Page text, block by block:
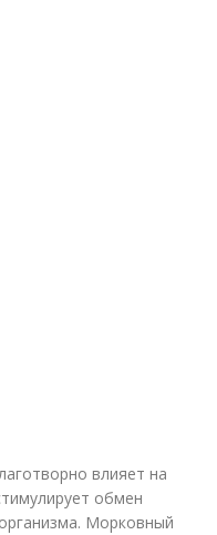
влияет на
обмен
Морковный